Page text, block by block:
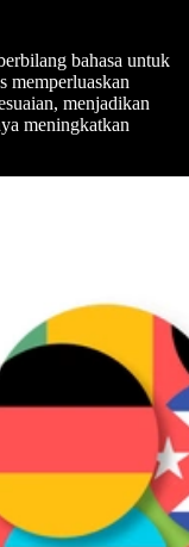
bahasa untuk
memperluaskan
menjadikan
meningkatkan